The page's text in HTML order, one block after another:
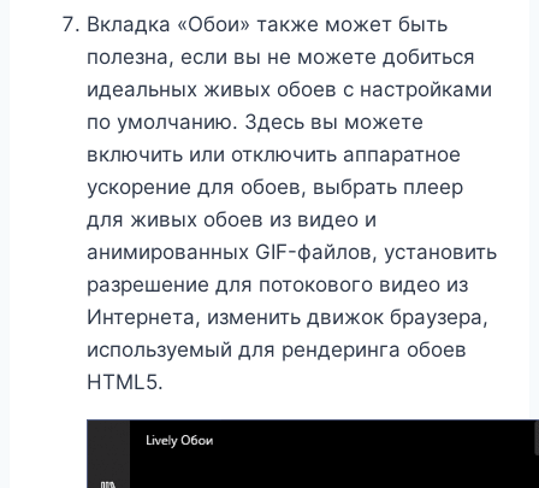
Вкладка «Обои» также может быть
полезна, если вы не можете добиться
идеальных живых обоев с настройками
по умолчанию. Здесь вы можете
включить или отключить аппаратное
ускорение для обоев, выбрать плеер
для живых обоев из видео и
анимированных GIF-файлов, установить
разрешение для потокового видео из
Интернета, изменить движок браузера,
используемый для рендеринга обоев
HTML5.